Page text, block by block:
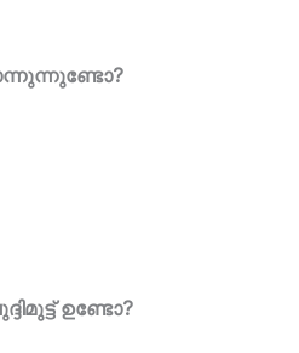
ഉണ്ടോ?